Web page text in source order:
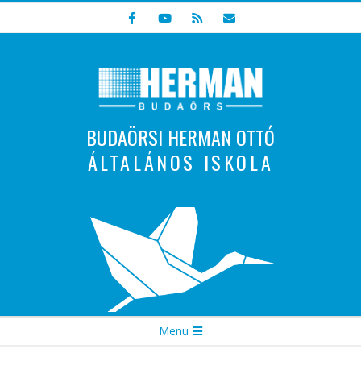
to
BUDAÖRSI HERMAN OTTÓ
ÁLTALÁNOS ISKOLA
Indulunk! Hamarosan újraindul oldalunk!
Menu